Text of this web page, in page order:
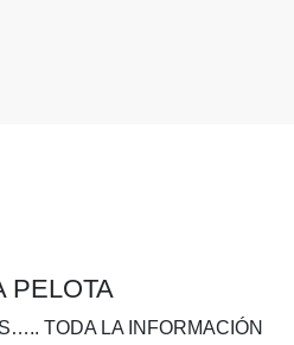
PELOTA
TODA LA INFORMACIÓN